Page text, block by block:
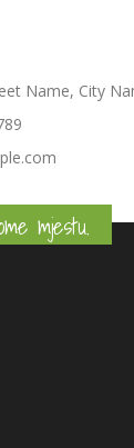
Name, City
mjestu.